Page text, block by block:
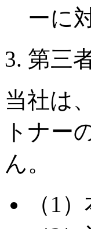
ーに
3. 第三
当社は
トナー
ん。
（1